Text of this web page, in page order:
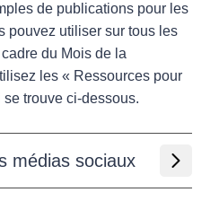
de publications pour les
pouvez utiliser sur tous les
du Mois de la
les « Ressources pour
trouve ci-dessous.
médias sociaux